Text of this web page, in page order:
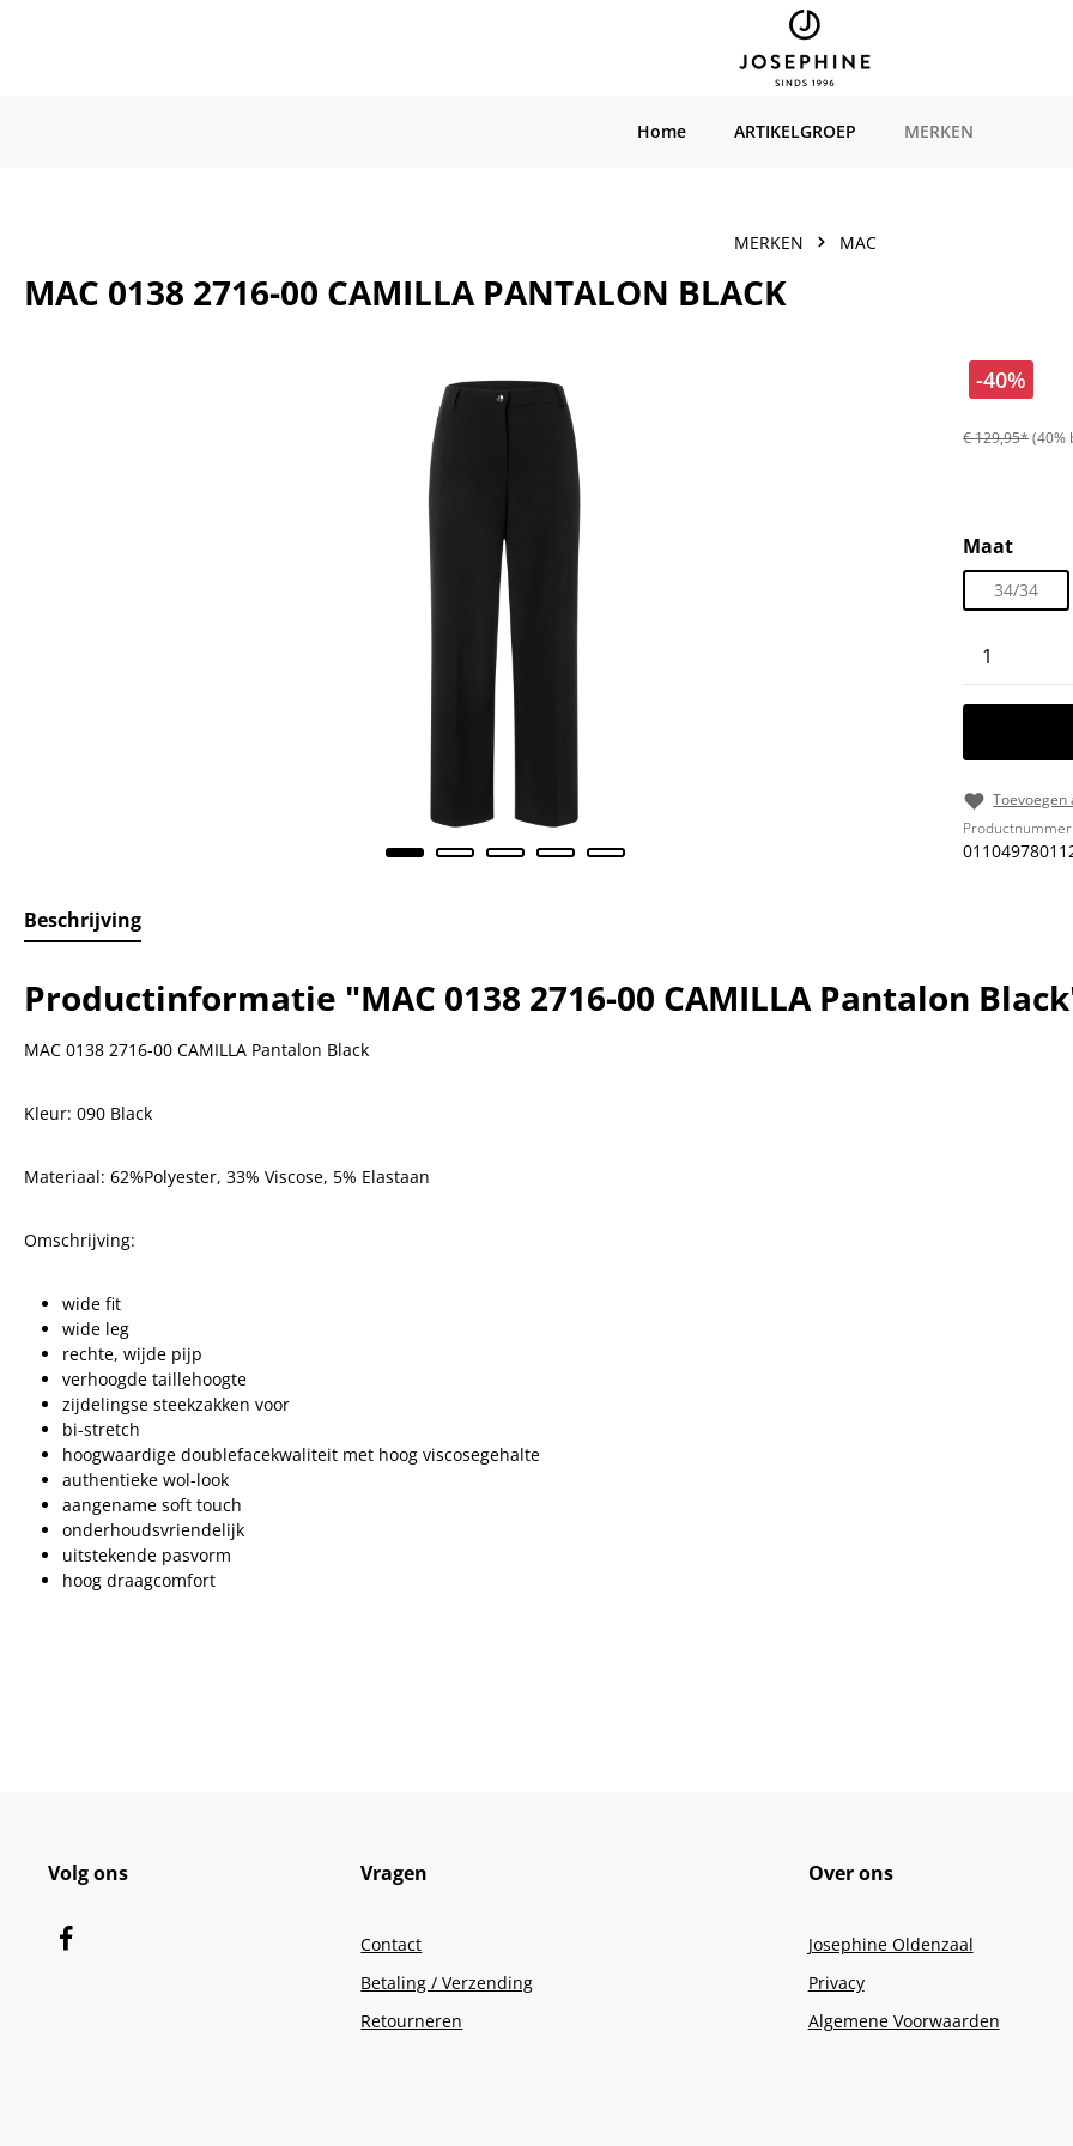
Home ARTIKELGROEP MERKEN
MERKEN MAC
MAC 0138 2716-00 CAMILLA PANTALON BLACK
-40%
€ 129,95*(40%
Selecteer
Maat
34/34
Toevoegen
Productnummer:
Beschrijving
Productinformatie "MAC 0138 2716-00 CAMILLA Pantalon
MAC 0138 2716-00 CAMILLA Pantalon Black
Kleur: 090 Black
Materiaal: 62%Polyester, 33% Viscose, 5% Elastaan
Omschrijving:
wide fit
wide leg
rechte, wijde pijp
verhoogde taillehoogte
zijdelingse steekzakken voor
bi-stretch
hoogwaardige doublefacekwaliteit met hoog viscosegehalte
authentieke wol-look
aangename soft touch
onderhoudsvriendelijk
uitstekende pasvorm
hoog draagcomfort
Volg ons Vragen
Contact
Betaling / Verzending
Retourneren
Over ons
Josephine Oldenzaal
Privacy
Algemene Voorwaarden